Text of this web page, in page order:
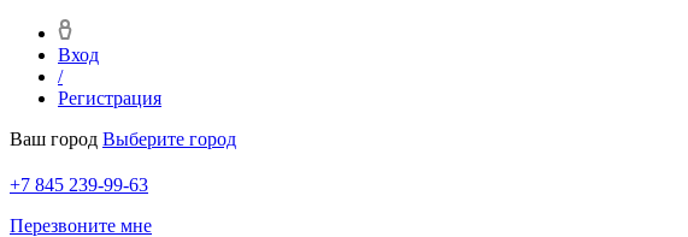
Вход
/
Регистрация
Ваш город Выберите город
+7 845 239-99-63
Перезвоните мне